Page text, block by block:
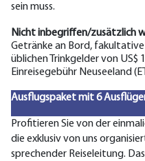
sein muss.
Nicht inbegriffen/zusätzlich
Getränke an Bord,
üblichen Trinkgelder von US$
Einreisegebühr Neuseeland
Ausflugspaket mit 6
Profitieren Sie von der
die exklusiv von uns
sprechender Reiseleitung.